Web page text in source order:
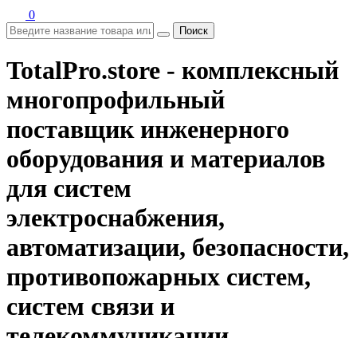
0
Поиск
TotalPro.store - комплексный
многопрофильный
поставщик инженерного
оборудования и материалов
для систем
электроснабжения,
автоматизации, безопасности,
противопожарных систем,
систем связи и